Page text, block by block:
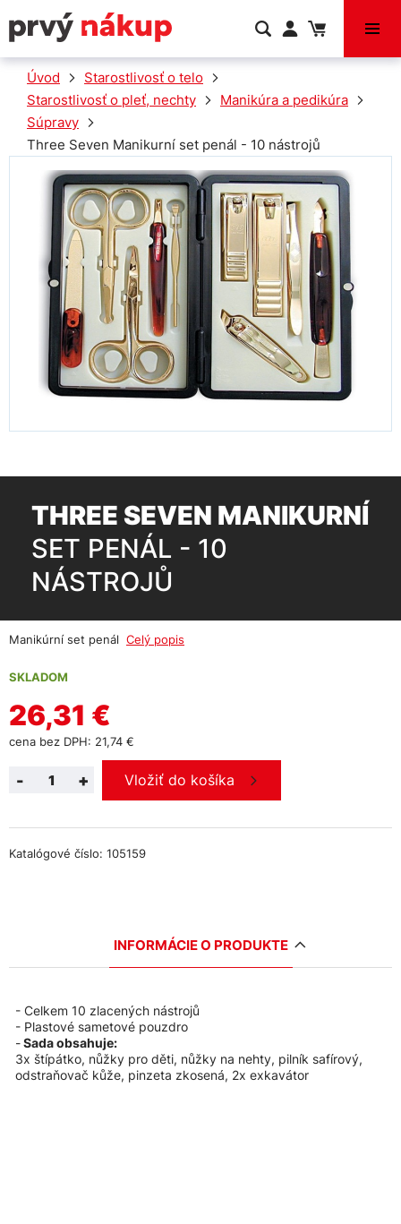
VÝPREDAJ
Úvod
Starostlivosť o telo
Starostlivosť o pleť, nechty
Manikúra a pedikúra
Súpravy
Three Seven Manikurní set penál - 10 nástrojů
THREE SEVEN MANIKURNÍ
SET PENÁL - 10
NÁSTROJŮ
Manikúrní set penál Celý popis
SKLADOM
26,31 €
cena bez DPH: 21,74 €
+
- Vložiť do košíka
Katalógové číslo: 105159
INFORMÁCIE O PRODUKTE
- Celkem 10 zlacených nástrojů
- Plastové sametové pouzdro
-Sada obsahuje:
3x štípátko, nůžky pro děti, nůžky na nehty, pilník safírový,
odstraňovač kůže, pinzeta zkosená, 2x exkavátor